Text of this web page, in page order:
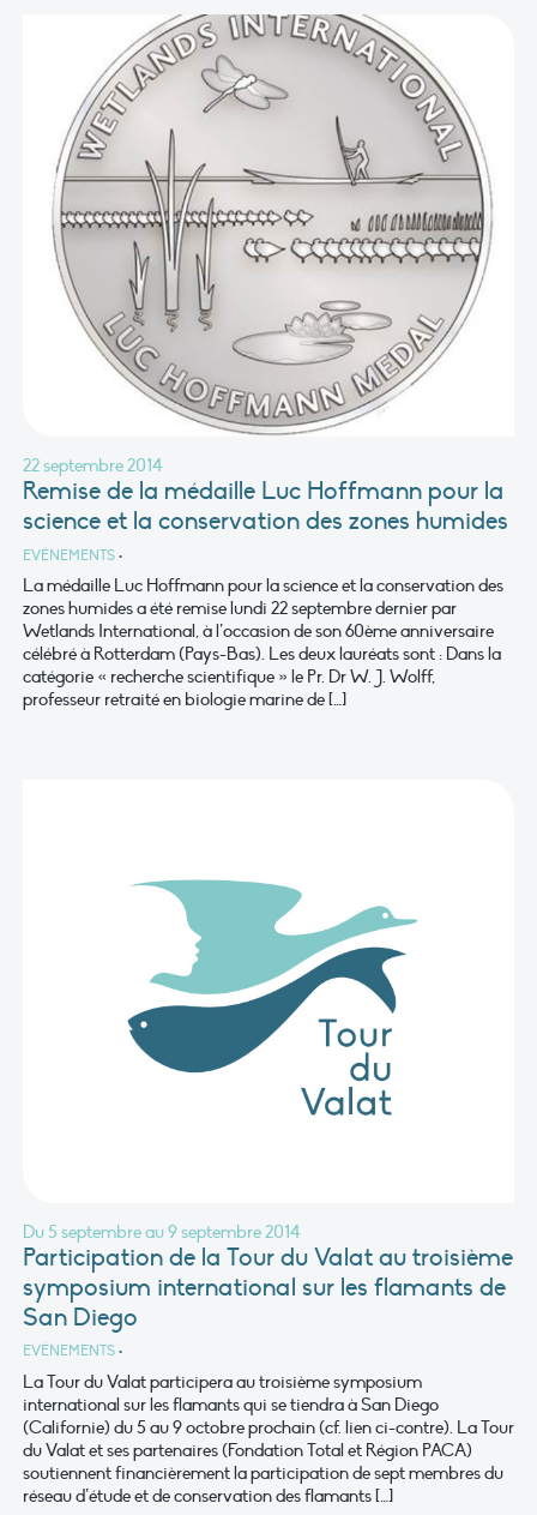
22 septembre 2014
Remise de la médaille Luc Hoffmann pour la
science et la conservation des zones humides
EVÉNEMENTS •
La médaille Luc Hoffmann pour la science et la conservation des
zones humides a été remise lundi 22 septembre dernier par
Wetlands International, à l’occasion de son 60ème anniversaire
célébré à Rotterdam (Pays-Bas). Les deux lauréats sont : Dans la
catégorie « recherche scientifique » le Pr. Dr W. J. Wolff,
professeur retraité en biologie marine de […]
Du 5 septembre au 9 septembre 2014
Participation de la Tour du Valat au troisième
symposium international sur les flamants de
San Diego
EVÉNEMENTS •
La Tour du Valat participera au troisième symposium
international sur les flamants qui se tiendra à San Diego
(Californie) du 5 au 9 octobre prochain (cf. lien ci-contre). La Tour
du Valat et ses partenaires (Fondation Total et Région PACA)
soutiennent financièrement la participation de sept membres du
réseau d’étude et de conservation des flamants […]